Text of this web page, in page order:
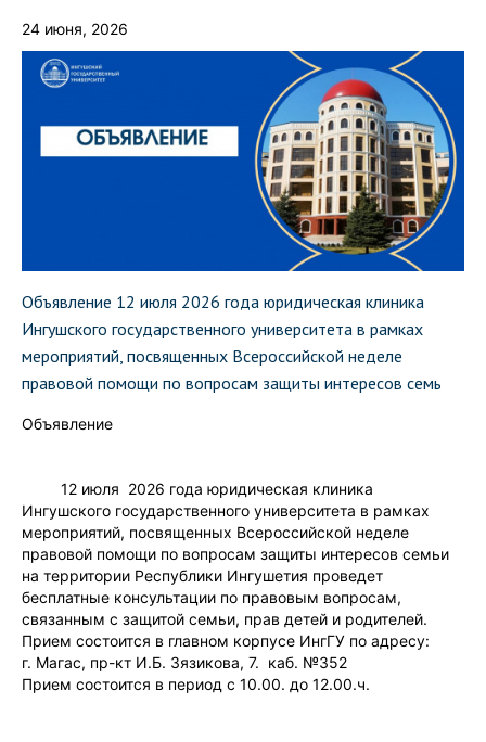
24 июня, 2026
Объявление 12 июля 2026 года юридическая клиника
Ингушского государственного университета в рамках
мероприятий, посвященных Всероссийской неделе
правовой помощи по вопросам защиты интересов семь
Объявление
12 июля 2026 года юридическая клиника
Ингушского государственного университета в рамках
мероприятий, посвященных Всероссийской неделе
правовой помощи по вопросам защиты интересов семьи
на территории Республики Ингушетия проведет
бесплатные консультации по правовым вопросам,
связанным с защитой семьи, прав детей и родителей.
Прием состоится в главном корпусе ИнгГУ по адресу:
г. Магас, пр-кт И.Б. Зязикова, 7. каб. №352
Прием состоится в период с 10.00. до 12.00.ч.